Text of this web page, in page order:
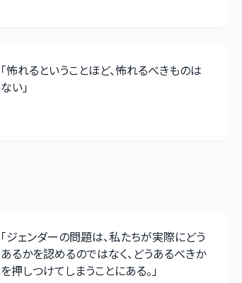
「怖れるということほど、怖れるべきものは
ない」
「ジェンダーの問題は、私たちが実際にどう
あるかを認めるのではなく、どうあるべきか
を押しつけてしまうことにある。」